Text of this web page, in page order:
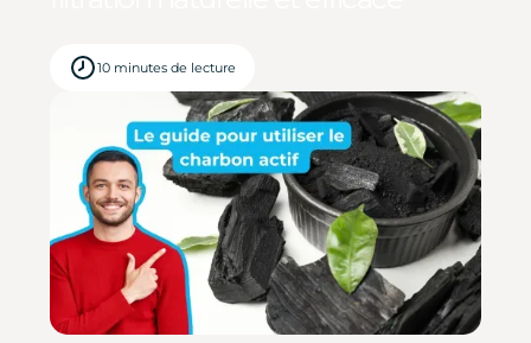
10 minutes de lecture